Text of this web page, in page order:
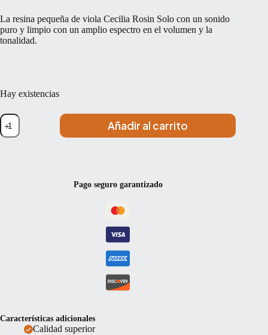
era:
36,50 €.
es:
33,95 €.
La resina pequeña de viola Cecilia Rosin Solo con un sonido
puro y limpio con un amplio espectro en el volumen y la
tonalidad.
Hay existencias
Resina
viola
Cecilia
Añadir al carrito
Pago seguro garantizado
Características adicionales
Calidad superior